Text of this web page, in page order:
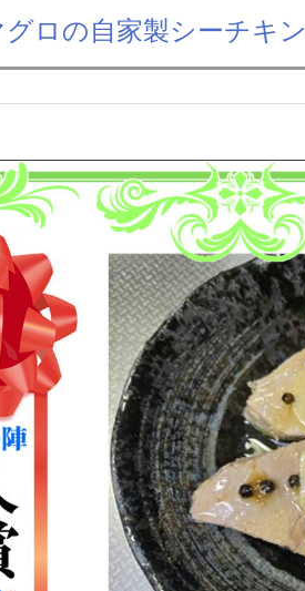
ロの自家製シーチキン